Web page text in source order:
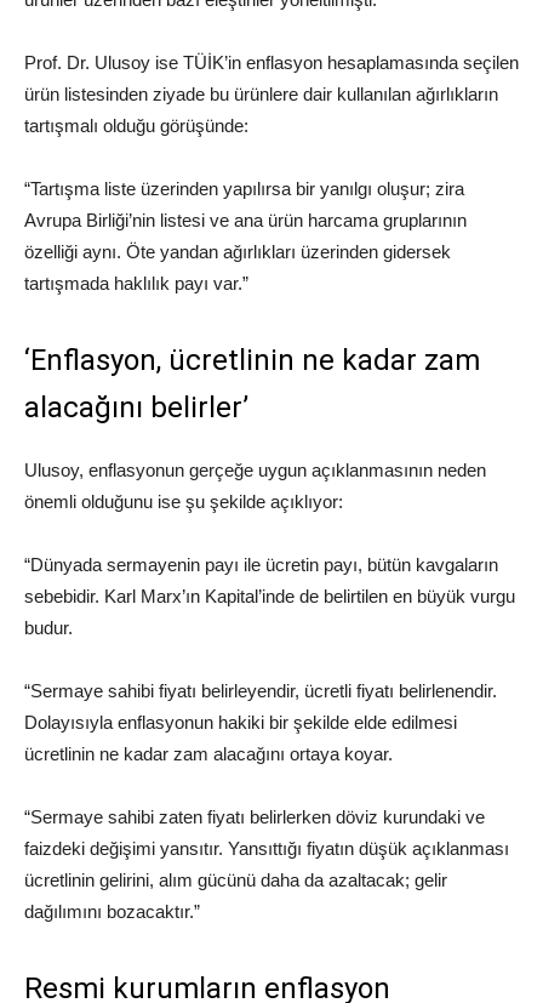
Prof. Dr. Ulusoy ise TÜİK’in enflasyon hesaplamasında seçilen
ürün listesinden ziyade bu ürünlere dair kullanılan ağırlıkların
tartışmalı olduğu görüşünde:
“Tartışma liste üzerinden yapılırsa bir yanılgı oluşur; zira
Avrupa Birliği’nin listesi ve ana ürün harcama gruplarının
özelliği aynı. Öte yandan ağırlıkları üzerinden gidersek
tartışmada haklılık payı var.”
‘Enflasyon, ücretlinin ne kadar zam
alacağını belirler’
Ulusoy, enflasyonun gerçeğe uygun açıklanmasının neden
önemli olduğunu ise şu şekilde açıklıyor:
“Dünyada sermayenin payı ile ücretin payı, bütün kavgaların
sebebidir. Karl Marx’ın Kapital’inde de belirtilen en büyük vurgu
budur.
“Sermaye sahibi fiyatı belirleyendir, ücretli fiyatı belirlenendir.
Dolayısıyla enflasyonun hakiki bir şekilde elde edilmesi
ücretlinin ne kadar zam alacağını ortaya koyar.
“Sermaye sahibi zaten fiyatı belirlerken döviz kurundaki ve
faizdeki değişimi yansıtır. Yansıttığı fiyatın düşük açıklanması
ücretlinin gelirini, alım gücünü daha da azaltacak; gelir
dağılımını bozacaktır.”
Resmi kurumların enflasyon